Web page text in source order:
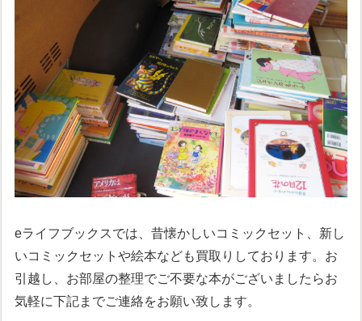
eライフブックスでは、昔懐かしいコミックセット、新し
いコミックセットや絵本なども買取りしております。お
引越し、お部屋の整理でご不要な本がございましたらお
気軽に下記までご連絡をお願い致します。